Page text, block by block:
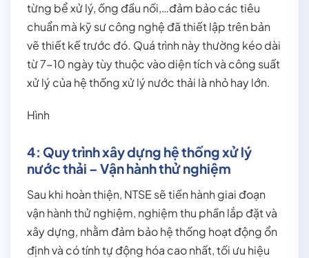
từng bể xử lý, ống đầu nối,…đảm bảo các tiêu
chuẩn mà kỹ sư công nghệ đã thiết lập trên bản
vẽ thiết kế trước đó. Quá trình này thường kéo dài
từ 7-10 ngày tùy thuộc vào diện tích và công suất
xử lý của hệ thống xử lý nước thải là nhỏ hay lớn.
Hình
4: Quy trình xây dựng hệ thống xử lý
nước thải – Vận hành thử nghiệm
Sau khi hoàn thiện, NTSE sẽ tiến hành giai đoạn
vận hành thử nghiệm, nghiệm thu phần lắp đặt và
xây dựng, nhằm đảm bảo hệ thống hoạt động ổn
định và có tính tự động hóa cao nhất, tối ưu hiệu